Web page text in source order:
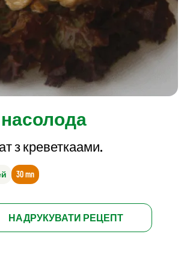
з креветкаами.
30 mn
НАДРУКУВАТИ РЕЦЕПТ